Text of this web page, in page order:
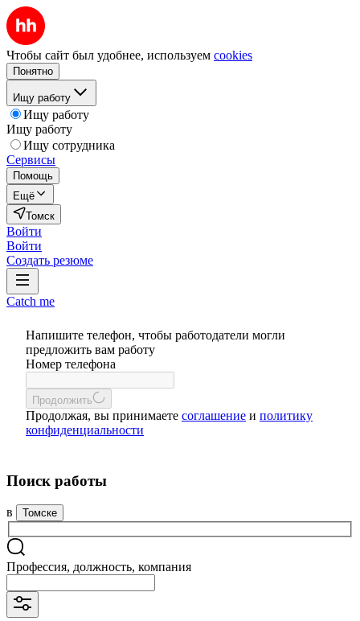
Чтобы сайт был удобнее, используем cookies
Понятно
Ищу работу
Ищу работу
Ищу работу
Ищу сотрудника
Сервисы
Помощь
Ещё
Томск
Войти
Войти
Создать резюме
Catch me
Напишите телефон, чтобы работодатели могли
предложить вам работу
Номер телефона
Продолжить
Продолжая, вы принимаете соглашение и политику
конфиденциальности
Поиск работы
в Томске
Профессия, должность, компания